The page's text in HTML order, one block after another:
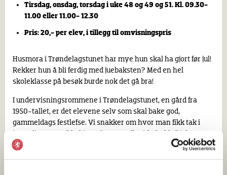
Tirsdag, onsdag, torsdag i uke 48 og 49 og 51. Kl. 09.30-
11.00 eller 11.00- 12.30
Pris: 20,- per elev, i tillegg til omvisningspris
Husmora i Trøndelagstunet har mye hun skal ha gjort før jul!
Rekker hun å bli ferdig med juebaksten? Med en hel
skoleklasse på besøk burde nok det gå bra!
I undervisningsrommene i Trøndelagstunet, en gård fra
1950-tallet, er det elevene selv som skal bake god,
gammeldags festlefse. Vi snakker om hvor man fikk tak i
kanskje må vi besøke dyrene i fjøset for å finne det vi